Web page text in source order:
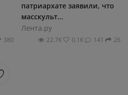
380
патриархате заявили, что
масскульт...
Лента.ру
22.7К 0.1К 141 26